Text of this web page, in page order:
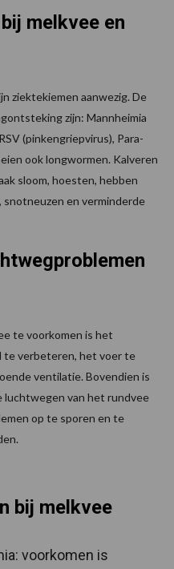
melkvee en
ziektekiemen aanwezig. De
zijn: Mannheimia
(pinkengriepvirus), Para-
ook longwormen. Kalveren
sloom, hoesten, hebben
snotneuzen en verminderde
te voorkomen is het
te verbeteren, het voer te
ventilatie. Bovendien is
luchtwegen van het rundvee
op te sporen en te
bij melkvee
voorkomen is